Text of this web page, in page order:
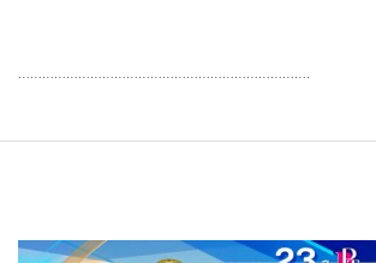
……………………………………………………………….